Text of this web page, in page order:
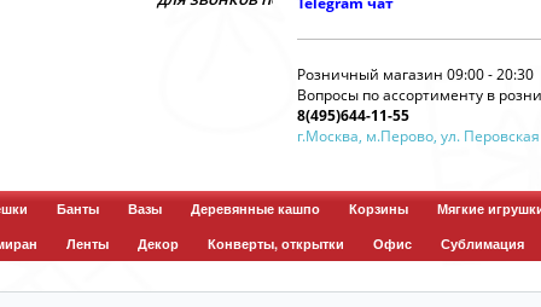
Розничный магазин 09:00 - 20:30
Вопросы по ассортименту в
8(495)644-11-55
г.Москва, м.Перово, ул.
Банты Вазы Деревянные кашпо Корзины
Мягкие
Ленты Декор Конверты, открытки Офис Сублимация